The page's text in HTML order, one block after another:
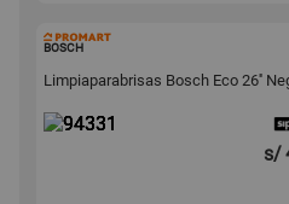
BOSCH
Limpiaparabrisas Bosch Eco 26''
s/